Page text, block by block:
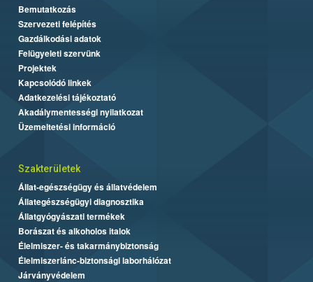
Bemutatkozás
Szervezeti felépítés
Gazdálkodási adatok
Felügyeleti szervünk
Projektek
Kapcsolódó linkek
Adatkezelési tájékoztató
Akadálymentességi nyilatkozat
Üzemeltetési információ
Szakterületek
Állat-egészségügy és állatvédelem
Állategészségügyi diagnosztika
Állatgyógyászati termékek
Borászat és alkoholos italok
Élelmiszer- és takarmánybiztonság
Élelmiszerlánc-biztonsági laborhálózat
Járványvédelem